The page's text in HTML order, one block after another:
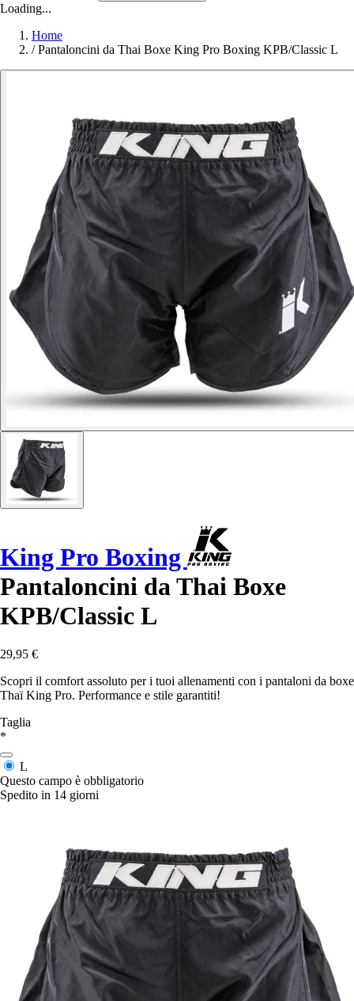
Loading...
Home
/ Pantaloncini da Thai Boxe King Pro Boxing KPB/Classic L
King Pro Boxing
Pantaloncini da Thai Boxe
KPB/Classic L
29,95 €
Scopri il comfort assoluto per i tuoi allenamenti con i pantaloni da boxe
Thaï King Pro. Performance e stile garantiti!
Taglia
*
L
Questo campo è obbligatorio
Spedito in 14 giorni